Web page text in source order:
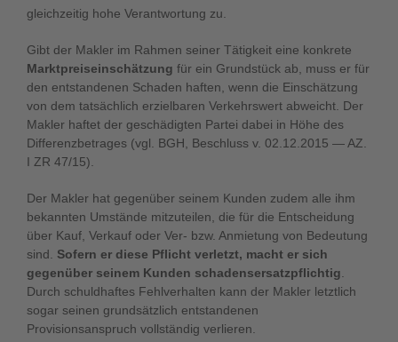
gleichzeitig hohe Verantwortung zu.
Gibt der Makler im Rahmen seiner Tätigkeit eine konkrete
Marktpreiseinschätzung für ein Grundstück ab, muss er für
den entstandenen Schaden haften, wenn die Einschätzung
von dem tatsächlich erzielbaren Verkehrswert abweicht. Der
Makler haftet der geschädigten Partei dabei in Höhe des
Differenzbetrages (vgl. BGH, Beschluss v. 02.12.2015 — AZ.
I ZR 47/15).
Der Makler hat gegenüber seinem Kunden zudem alle ihm
bekannten Umstände mitzuteilen, die für die Entscheidung
über Kauf, Verkauf oder Ver- bzw. Anmietung von Bedeutung
sind. Sofern er diese Pflicht verletzt, macht er sich
gegenüber seinem Kunden schadensersatzpflichtig
Durch schuldhaftes Fehlverhalten kann der Makler letztlich
sogar seinen grundsätzlich entstandenen
Provisionsanspruch vollständig verlieren.